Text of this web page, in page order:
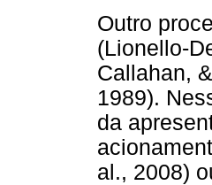
Outro
(Lionello-
Callahan,
1989).
da
al., 2008)